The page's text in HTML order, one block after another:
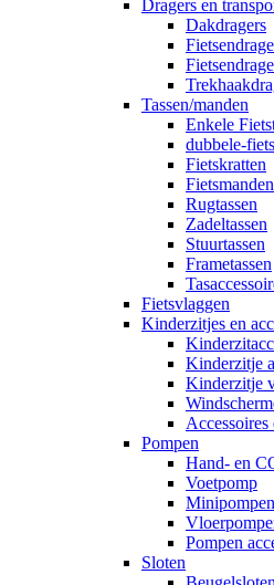
Dragers en
Dakdragers
Tassen/manden
Enkele
dubbele-
Fietskratten
Rugtassen
Zadeltassen
Stuurtassen
Frametassen
Fietsvlaggen
Kinderzitjes en
Kinderzitje
Kinderzitje
Accessoires
Pompen
Hand- en
Voetpomp
Minipompen
Pompen
Sloten